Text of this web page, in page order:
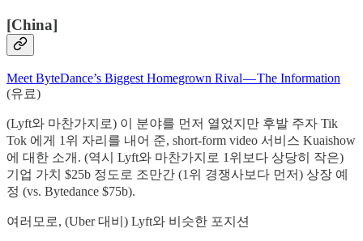
[China]
Meet ByteDance’s Biggest Homegrown Rival — The Information
(유료)
(Lyft와 마찬가지로) 이 분야를 먼저 열었지만 후발 주자 Tik
Tok 에게 1위 자리를 내어 준, short-form video 서비스 Kuaishow
에 대한 소개. (역시 Lyft와 마찬가지로 1위보다 상당히 작은)
기업 가치 $25b 정도로 조만간 (1위 경쟁사보다 먼저) 상장 예
정 (vs. Bytedance $75b).
여러모로, (Uber 대비) Lyft와 비슷한 포지션